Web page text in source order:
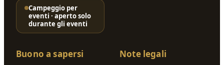
Campeggio per
eventi · aperto solo
durante gli eventi
Buono a sapersi Note legali